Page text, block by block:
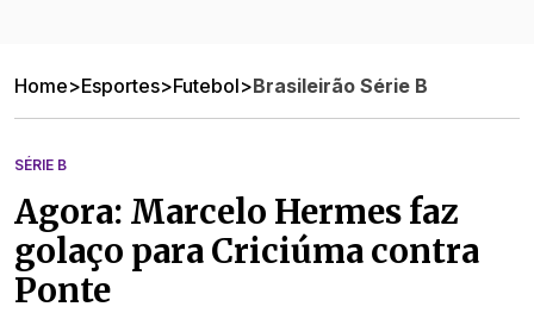
Home>Esportes>Futebol>Brasileirão Série B
SÉRIE B
Agora: Marcelo Hermes faz
golaço para Criciúma contra
Ponte